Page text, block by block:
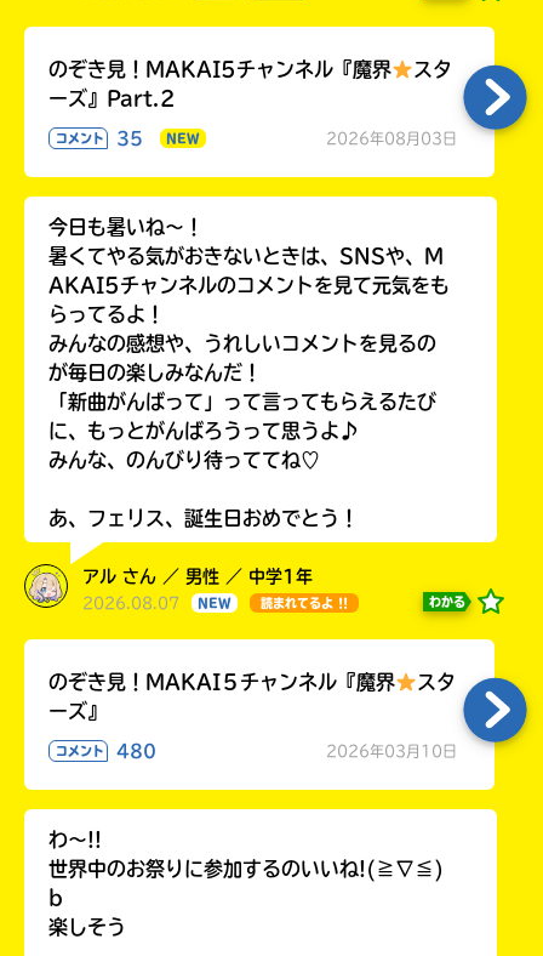
のぞき見！MAKAI5チャンネル『魔界
スタ
ーズ』Part.2
コメント 35 NEW 2026年08月03日
今日も暑いね〜！
暑くてやる気がおきないときは、SNSや、M
AKAI5チャンネルのコメントを見て元気をも
らってるよ！
みんなの感想や、うれしいコメントを見るの
が毎日の楽しみなんだ！
「新曲がんばって」って言ってもらえるたび
に、もっとがんばろうって思うよ♪
みんな、のんびり待っててね♡
あ、フェリス、誕生日おめでとう！
アル さん ／ 男性 ／ 中学1年
2026.08.07 NEW 読まれてるよ !! わかる
のぞき見！MAKAI５チャンネル『魔界
スタ
ーズ』
コメント 480 2026年03月10日
わ〜!!
世界中のお祭りに参加するのいいね!(≧∇≦)
b
楽しそう